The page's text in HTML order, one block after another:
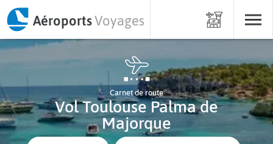
AéroportsVoyages
Carnet de route
Vol Toulouse Palma de
Majorque